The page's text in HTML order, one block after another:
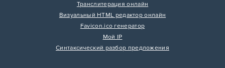
Транслитерация онлайн
Визуальный HTML редактор онлайн
Favicon.ico генератор
Мой IP
Синтаксический разбор предложения